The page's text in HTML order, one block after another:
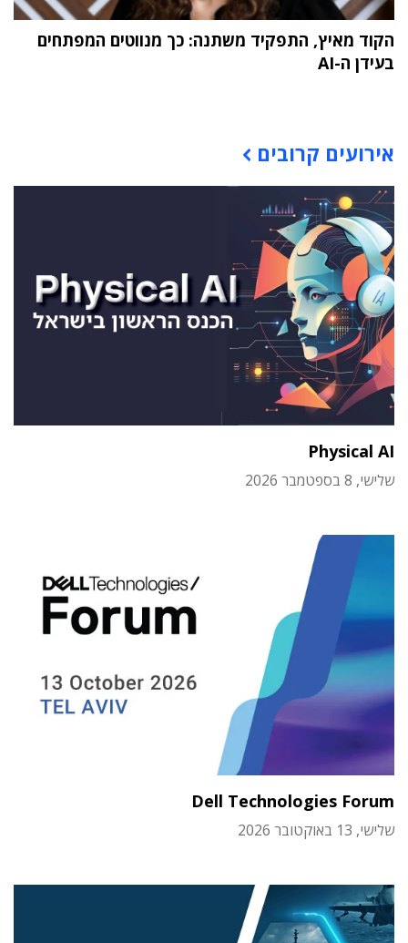
הקוד מאיץ, התפקיד משתנה: כך מנווטים המפתחים
בעידן ה-AI
אירועים קרובים
Physical AI
שלישי, 8 בספטמבר 2026
Dell Technologies Forum
שלישי, 13 באוקטובר 2026